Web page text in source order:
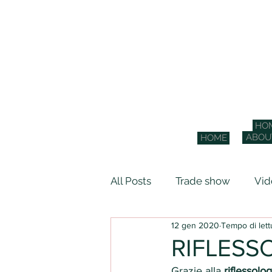
HOME
All Posts Trade show
Scuola di Naturopatia - SDN
12 gen 2020 Tempo di